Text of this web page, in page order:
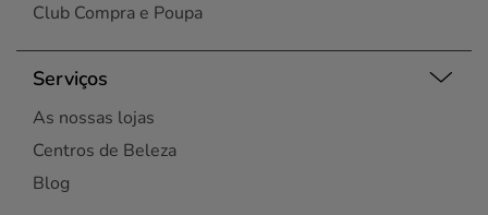
Club Compra e Poupa
Serviços
As nossas lojas
Centros de Beleza
Blog